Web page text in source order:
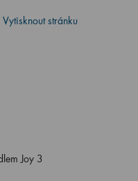
Vytisknout stránku
Joy 3